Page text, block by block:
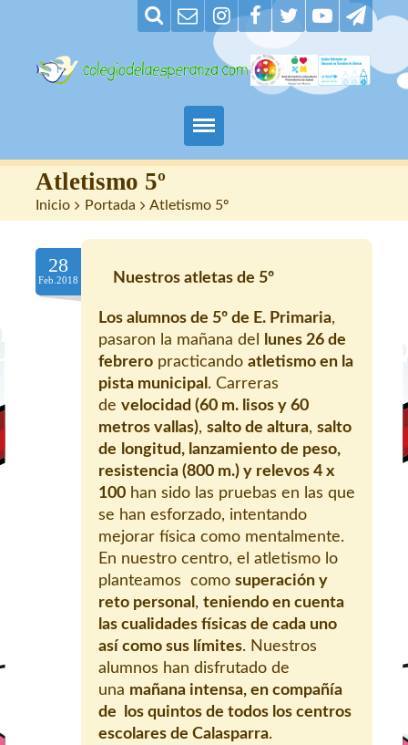
Padres
Alumnos
Maestros
Nuestro centro
Contacto
Atletismo 5º
Inicio > Portada > Atletismo 5º
28
Feb.2018 Nuestros atletas de 5º
Los alumnos de 5º de E. Primaria,
pasaron la mañana del
lunes 26 de
febrero practicando atletismo en la
pista municipal . Carreras
de velocidad (60 m. lisos y 60
metros vallas), salto de altura, salto
de longitud, lanzamiento de peso,
resistencia (800 m.) y relevos 4 x
100 han sido las pruebas en las que
se han esforzado, intentando
mejorar física como mentalmente.
En nuestro centro, el atletismo lo
planteamos como superación y
reto personal , teniendo en cuenta
las cualidades físicas de cada uno
así como sus límites. Nuestros
alumnos han disfrutado de
una mañana intensa, en compañía
de los quintos de todos los centros
escolares de Calasparra.